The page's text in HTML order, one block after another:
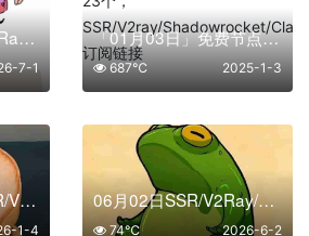
2026年最新SSR/V2Ray/Clash节点分享 | 7月1日实时可用
7-1
「01月03日」免费节点数量23个，SSR/V2ray/Shadowrocket/Clash订阅链接
2025-1-3
687℃
01月04日更新：SSR/V2Ray/Clash可用节点47条分享
1-4
06月02日SSR/V2Ray/Clash订阅合集 | 40条可用免费节点
2026-6-2
74℃